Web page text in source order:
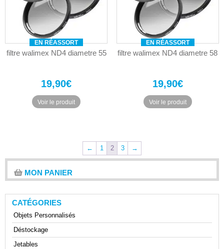
EN RÉASSORT
filtre walimex ND4 diametre 55
19,90€
Voir le produit
EN RÉASSORT
filtre walimex ND4 diametre 58
19,90€
Voir le produit
← 1 2 3 →
MON PANIER
CATÉGORIES
Objets Personnalisés
Déstockage
Jetables